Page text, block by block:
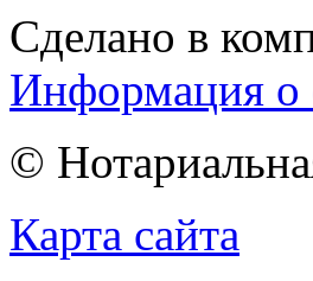
Сделано в
Информация о
©
Карта сайта